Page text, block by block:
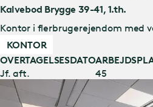
Kalvebod Brygge 39-41, 1.th.
Kontor i flerbrugerejendom med
KONTOR
OVERTAGELSESDATO
Jf. aft.
45